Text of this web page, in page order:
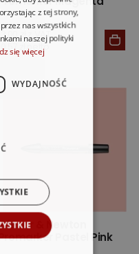
zł z VAT
10,57 zł netto
& Newton
Pastel Pink
z tej strony,
nas wszystkich
naszej polityki
się więcej
WYDAJNOŚĆ